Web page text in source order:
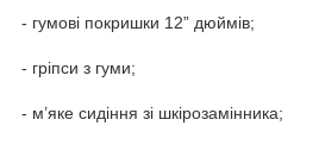
- гумові покришки 12” дюймів;
- гріпси з гуми;
- м’яке сидіння зі шкірозамінника;